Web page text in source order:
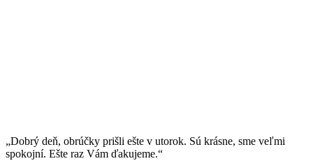
„Dobrý deň, obrúčky prišli ešte v utorok. Sú krásne, sme veľmi
spokojní. Ešte raz Vám ďakujeme.“